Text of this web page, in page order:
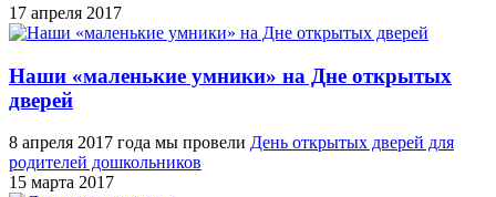
17 апреля 2017
Наши «маленькие умники» на Дне открытых
дверей
8 апреля 2017 года мы провели День открытых дверей для
родителей дошкольников
15 марта 2017